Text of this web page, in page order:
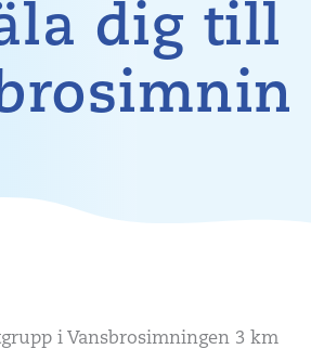
dig till
i Vansbrosimningen 3 km